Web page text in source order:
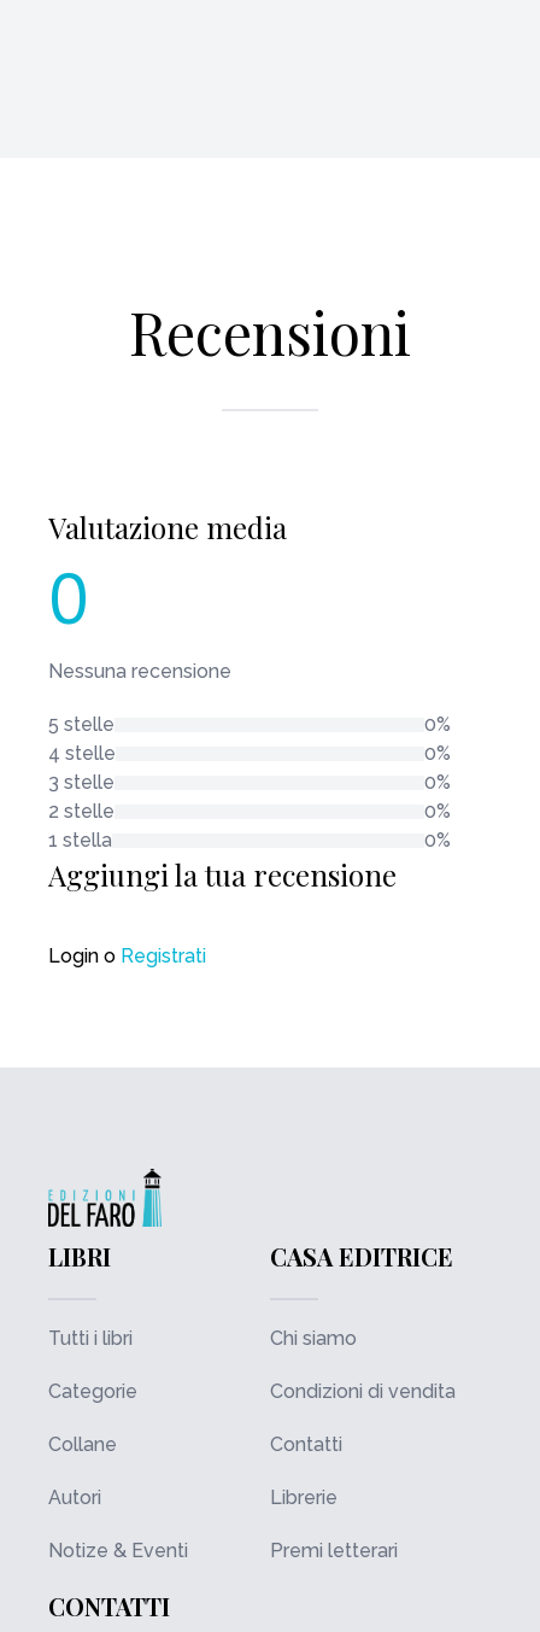
Recensioni
Valutazione media
0
Nessuna recensione
5 stelle
0%
4 stelle
0%
3 stelle
0%
2 stelle
0%
1 stella
0%
Aggiungi la tua recensione
Login o Registrati
LIBRI
Tutti i libri
Categorie
Collane
Autori
Notize & Eventi
CASA EDITRICE
Chi siamo
Condizioni di vendita
Contatti
Librerie
Premi letterari
CONTATTI